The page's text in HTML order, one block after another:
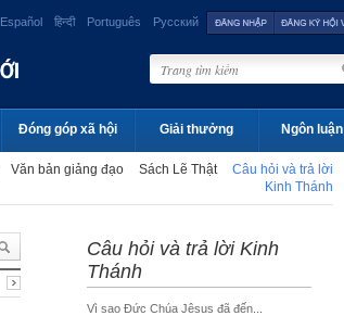
Español हिन्दी Português Русский
Đóng góp xã hội Giải thưởng Ngôn luận
Văn bản giảng đạo Sách Lẽ Thật
Câu hỏi và trả lời
Kinh Thánh